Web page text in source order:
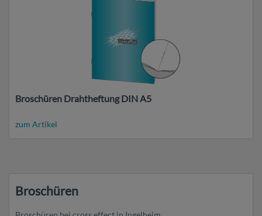
Broschüren Drahtheftung DIN A5
zum Artikel
Broschüren